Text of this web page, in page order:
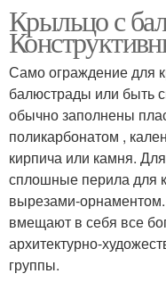
Крыльца из бетона
Крыльцо из бетона
Крыльцо с
Само ограждение для
балюстрады или
обычно заполнены
поликарбонатом ,
кирпича или камня.
сплошные перила для
вырезами-
вмещают в себя все
архитектурно-
группы.